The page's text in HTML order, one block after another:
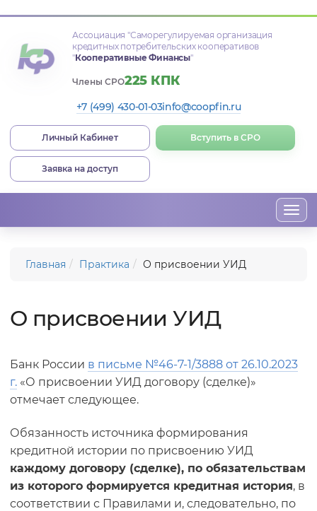
Ассоциация "Саморегулируемая организация
кредитных потребительских кооперативов
"Кооперативные Финансы"
Члены СРО225 КПК
+7 (499) 430-01-03info@coopfin.ru
Личный Кабинет Вступить в СРО
Заявка на доступ
Главная Практика О присвоении УИД
О присвоении УИД
Банк России в письме №46-7-1/3888 от 26.10.2023
г. «О присвоении УИД договору (сделке)»
отмечает следующее.
Обязанность источника формирования
кредитной истории по присвоению УИД
каждому договору (сделке), по обязательствам
из которого формируется кредитная история, в
соответствии с Правилами и, следовательно, по